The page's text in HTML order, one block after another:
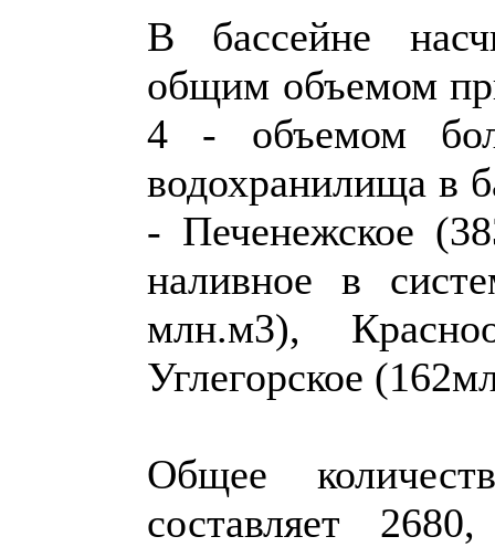
В бассейне
общим объемом
4 - объемом
водохранилища в
- Печенежское
наливное в
млн.м3),
Углегорское
Общее
составляет